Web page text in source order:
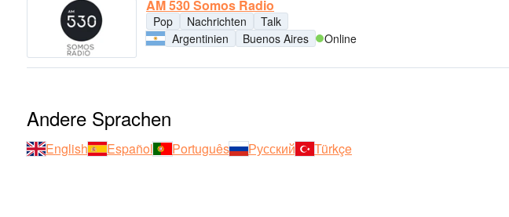
AM 530 Somos Radio
Pop Nachrichten
Talk
Argentinien
Buenos Aires Online
Andere Sprachen
English Español Português Русский Türkçe